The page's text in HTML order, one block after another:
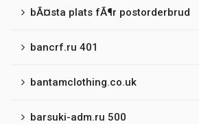
bÃ¤sta plats fÃ¶r postorderbrud
bancrf.ru 401
bantamclothing.co.uk
barsuki-adm.ru 500